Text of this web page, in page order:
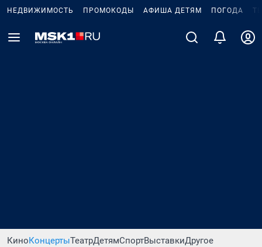
НЕДВИЖИМОСТЬ ПРОМОКОДЫ АФИША ДЕТЯМ ПОГОДА
КиноКонцертыТеатрДетямСпортВыставкиДругое